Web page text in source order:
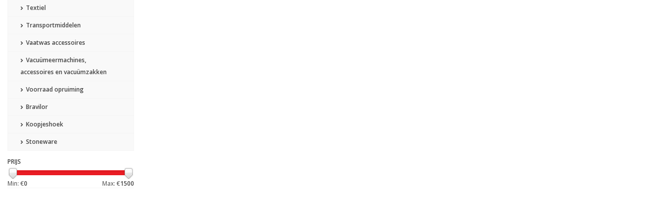
Textiel
Transportmiddelen
Vaatwas accessoires
Vacuümeermachines,
accessoires en vacuümzakken
Voorraad opruiming
Bravilor
Koopjeshoek
Stoneware
PRIJS
Min: €0 Max: €1500